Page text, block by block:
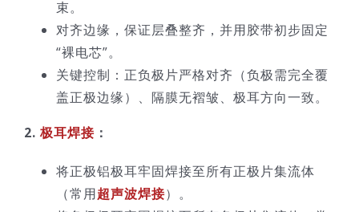
束。
对齐边缘，保证层叠整齐，并用胶带初步固定
“裸电芯”。
关键控制：正负极片严格对齐（负极需完全覆
盖正极边缘）、隔膜无褶皱、极耳方向一致。
2. 极耳焊接 ：
将正极铝极耳牢固焊接至所有正极片集流体
（常用超声波焊接）。